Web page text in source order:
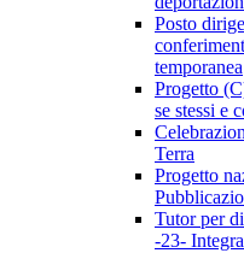
Posto
temporanea
Progetto
se stessi e
Terra
Progetto
Tutor per
-23-